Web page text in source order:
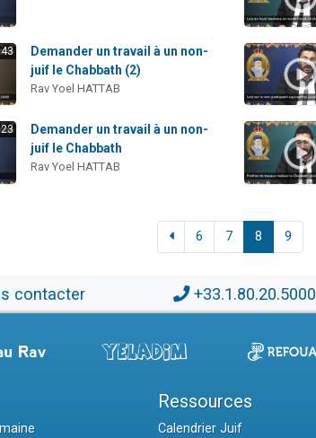
Demander un travail à un non-
juif le Chabbath (2)
Rav Yoel HATTAB
Demander un travail à un non-
juif le Chabbath
Rav Yoel HATTAB
6 7 8 9
contacter +33.1.80.20.5000
Ressources
Calendrier Juif